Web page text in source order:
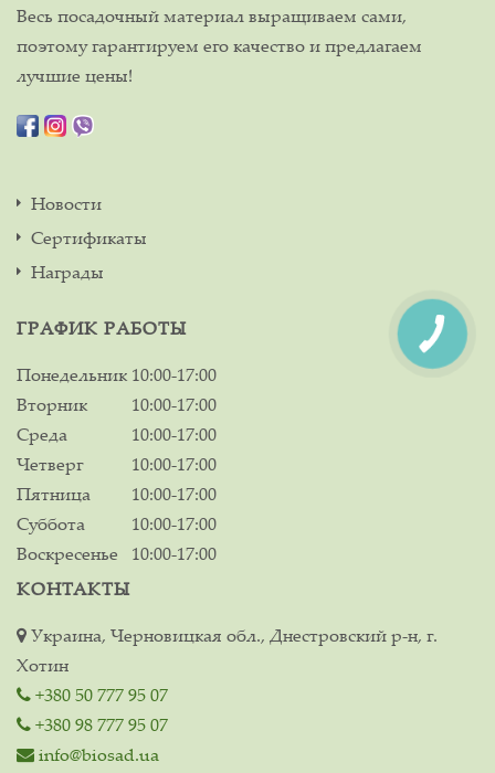
Весь посадочный материал выращиваем сами,
поэтому гарантируем его качество и предлагаем
лучшие цены!
Новости
Сертификаты
Награды
ГРАФИК РАБОТЫ
Понедельник 10:00-17:00
Вторник
10:00-17:00
Среда
10:00-17:00
Четверг
10:00-17:00
Пятница
10:00-17:00
Суббота
10:00-17:00
Воскресенье
10:00-17:00
КОНТАКТЫ
Украина, Черновицкая обл., Днестровский р-н, г.
Хотин
+380 50 777 95 07
+380 98 777 95 07
info@biosad.ua